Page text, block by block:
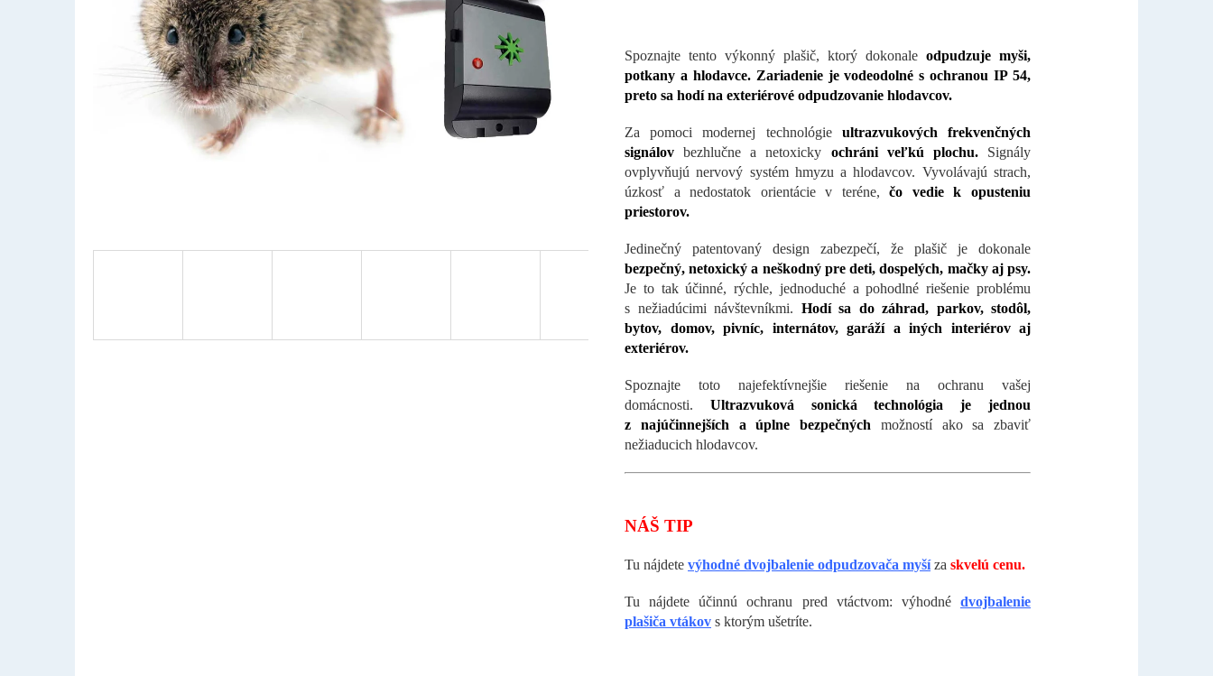
Spoznajte tento výkonný plašič, ktorý dokonale odpudzuje myši,
potkany a hlodavce. Zariadenie je vodeodolné s ochranou IP 54,
preto sa hodí na exteriérové odpudzovanie hlodavcov.
Za pomoci modernej technológie ultrazvukových frekvenčných
signálov bezhlučne a netoxicky ochráni veľkú plochu.Signály
ovplyvňujú nervový systém hmyzu a hlodavcov. Vyvolávajú strach,
úzkosť a nedostatok orientácie v teréne,čo vedie k opusteniu
priestorov.
Jedinečný patentovaný design zabezpečí, že plašič je dokonale
bezpečný, netoxický a neškodný pre deti, dospelých, mačky aj psy.
Je to tak účinné, rýchle, jednoduché a pohodlné riešenie problému
s nežiadúcimi návštevníkmi. Hodí sa do záhrad, parkov, stodôl,
bytov, domov, pivníc, internátov, garáží a iných interiérov aj
exteriérov.
Spoznajte toto najefektívnejšie riešenie na ochranu vašej
domácnosti. Ultrazvuková sonická technológia je jednou
z najúčinnejších a úplne bezpečných možností ako sa zbaviť
nežiaducich hlodavcov.
NÁŠ TIP
Tu nájdete výhodné dvojbalenie odpudzovača myšíza skvelú cenu.
Tu nájdete účinnú ochranu pred vtáctvom: výhodné dvojbalenie
plašiča vtákov s ktorým ušetríte.